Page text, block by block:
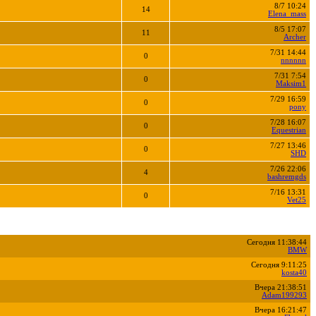
14
8/7 10:24
Elena_mass
11
8/5 17:07
Archer
0
7/31 14:44
nnnnnn
0
7/31 7:54
Maksim1
0
7/29 16:59
pony
0
7/28 16:07
Equestrian
0
7/27 13:46
SHD
4
7/26 22:06
bashremgds
0
7/16 13:31
Vet25
Сегодня 11:38:44
BMW
Сегодня 9:11:25
kosta40
Вчера 21:38:51
Adam199293
Вчера 16:21:47